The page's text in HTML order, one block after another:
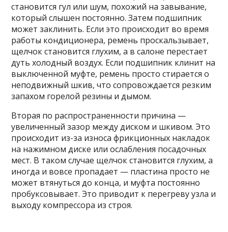
становится гул или шум, похожий на завывание,
который слышен постоянно. Затем подшипник
может заклинить. Если это происходит во время
работы кондиционера, ремень проскальзывает,
щелчок становится глухим, а в салоне перестает
дуть холодный воздух. Если подшипник клинит на
выключенной муфте, ремень просто стирается о
неподвижный шкив, что сопровождается резким
запахом горелой резины и дымом.
Вторая по распространенности причина —
увеличенный зазор между диском и шкивом. Это
происходит из-за износа фрикционных накладок
на нажимном диске или ослабления посадочных
мест. В таком случае щелчок становится глухим, а
иногда и вовсе пропадает — пластина просто не
может втянуться до конца, и муфта постоянно
пробуксовывает. Это приводит к перегреву узла и
выходу компрессора из строя.